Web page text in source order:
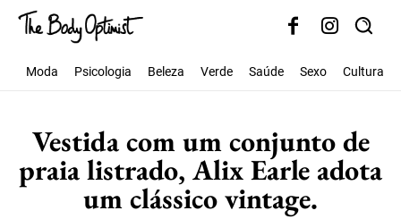
Moda Psicologia Beleza Verde Saúde Sexo Cultura
Vestida com um conjunto de
praia listrado, Alix Earle adota
um clássico vintage.